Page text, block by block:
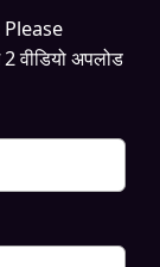
अपलोड